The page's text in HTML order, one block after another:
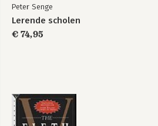
Peter Senge
Lerende scholen
€ 74,95